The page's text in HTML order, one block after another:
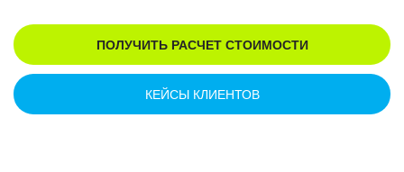
ПОЛУЧИТЬ РАСЧЕТ СТОИМОСТИ
КЕЙСЫ КЛИЕНТОВ